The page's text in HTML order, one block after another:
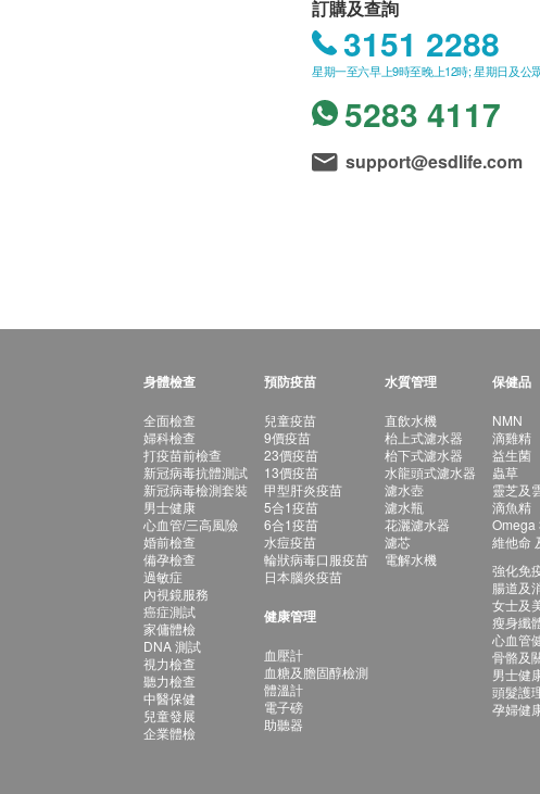
訂購及查詢
3151 2288
星期一至六早上9時至晚上12時; 星期日及公
5283 4117
support@esdlife.com
身體檢查
全面檢查
婦科檢查
打疫苗前檢查
新冠病毒抗體測試
新冠病毒檢測套裝
男士健康
心血管/三高風險
婚前檢查
備孕檢查
過敏症
內視鏡服務
癌症測試
家傭體檢
DNA 測試
視力檢查
聽力檢查
中醫保健
兒童發展
企業體檢
預防疫苗
兒童疫苗
9價疫苗
23價疫苗
13價疫苗
甲型肝炎疫苗
5合1疫苗
6合1疫苗
水痘疫苗
輪狀病毒口服疫苗
日本腦炎疫苗
健康管理
血壓計
血糖及膽固醇檢測
體溫計
電子磅
助聽器
水質管理
直飲水機
枱上式濾水器
枱下式濾水器
水龍頭式濾水器
濾水壺
濾水瓶
花灑濾水器
濾芯
電解水機
保健品
NMN
滴雞精
益生菌
蟲草
靈芝及
滴魚精
Omega
維他命
強化免
腸道及
女士及
瘦身纖
心血管
骨骼及
男士健
頭髮護
孕婦健